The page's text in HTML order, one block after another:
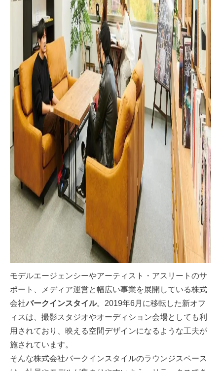
モデルエージェンシーやアーティスト・アスリートのサ
ポート、メディア運営と幅広い事業を展開している株式
会社バークインスタイル。2019年6月に移転した新オフ
ィスは、撮影スタジオやオーディション会場としても利
用されており、映える空間デザインになるような工夫が
施されています。
そんな株式会社バークインスタイルのラウンジスペース